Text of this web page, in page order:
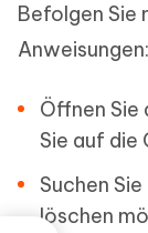
Befolgen Sie
Anweisungen:
Öffnen Sie
Sie auf die
Suchen
löschen